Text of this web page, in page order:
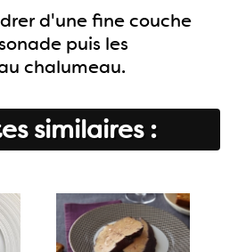
d'une fine couche
puis les
chalumeau.
similaires :